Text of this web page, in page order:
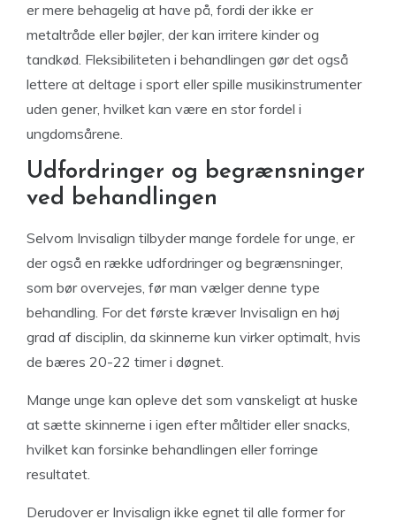
er mere behagelig at have på, fordi der ikke er
metaltråde eller bøjler, der kan irritere kinder og
tandkød. Fleksibiliteten i behandlingen gør det også
lettere at deltage i sport eller spille musikinstrumenter
uden gener, hvilket kan være en stor fordel i
ungdomsårene.
Udfordringer og begrænsninger
ved behandlingen
Selvom Invisalign tilbyder mange fordele for unge, er
der også en række udfordringer og begrænsninger,
som bør overvejes, før man vælger denne type
behandling. For det første kræver Invisalign en høj
grad af disciplin, da skinnerne kun virker optimalt, hvis
de bæres 20-22 timer i døgnet.
Mange unge kan opleve det som vanskeligt at huske
at sætte skinnerne i igen efter måltider eller snacks,
hvilket kan forsinke behandlingen eller forringe
resultatet.
Derudover er Invisalign ikke egnet til alle former for